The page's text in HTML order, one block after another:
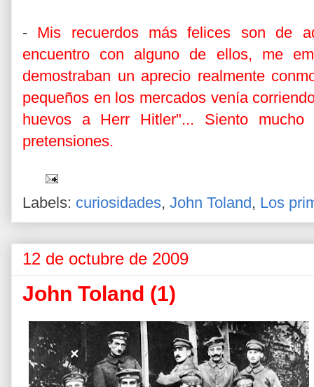
- Mis recuerdos más felices son de
encuentro con alguno de ellos, me
demostraban un aprecio realmente
pequeños en los mercados venía
huevos a Herr Hitler"... Siento
pretensiones.
Labels: curiosidades, John Toland, Los
12 de octubre de 2009
John Toland (1)